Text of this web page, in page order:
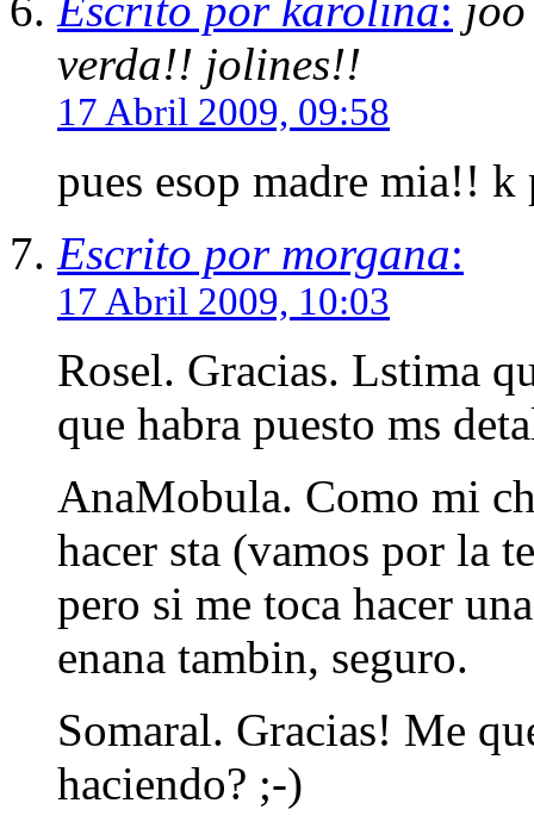
verda!! jolines!!
17 Abril 2009, 09:58
pues esop madre mia!! k
Escrito por morgana:
17 Abril 2009, 10:03
Rosel. Gracias. Lstima
que habra puesto ms
AnaMobula. Como mi
hacer sta (vamos por la
pero si me toca hacer
enana tambin, seguro.
Somaral. Gracias! Me
haciendo? ;-)